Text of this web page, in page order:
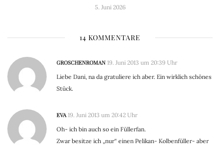
5. Juni 2026
14 KOMMENTARE
GROSCHENROMAN 19. Juni 2013 um 20:39 Uhr
Liebe Dani, na da gratuliere ich aber. Ein wirklich schönes
Stück.
EVA 19. Juni 2013 um 20:42 Uhr
Oh- ich bin auch so ein Füllerfan.
Zwar besitze ich „nur“ einen Pelikan- Kolbenfüller- aber